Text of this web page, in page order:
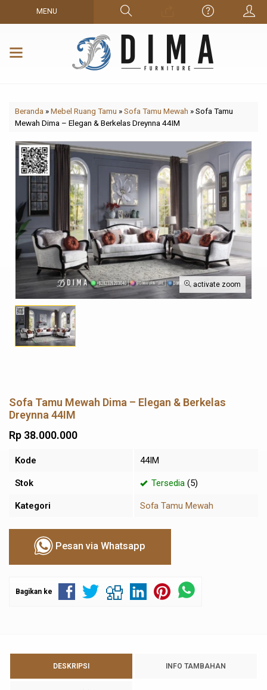
MENU
Beranda »Mebel Ruang Tamu »Sofa Tamu Mewah »Sofa Tamu
Mewah Dima – Elegan & Berkelas Dreynna 44IM
activate zoom
Sofa Tamu Mewah Dima – Elegan & Berkelas
Dreynna 44IM
Rp 38.000.000
Kode 44IM
Stok Tersedia (5)
Kategori Sofa Tamu Mewah
Pesan via Whatsapp
Bagikan ke
DESKRIPSI INFO TAMBAHAN